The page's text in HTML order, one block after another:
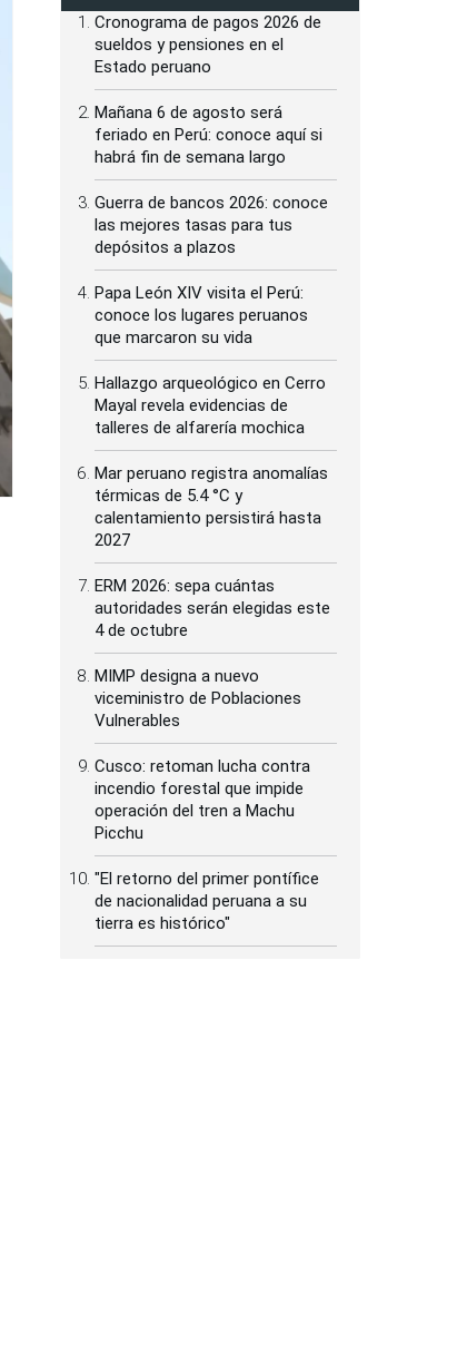
Cronograma de pagos 2026 de
sueldos y pensiones en el
Estado peruano
Mañana 6 de agosto será
feriado en Perú: conoce aquí si
habrá fin de semana largo
Guerra de bancos 2026: conoce
las mejores tasas para tus
depósitos a plazos
Papa León XIV visita el Perú:
conoce los lugares peruanos
que marcaron su vida
Hallazgo arqueológico en Cerro
Mayal revela evidencias de
talleres de alfarería mochica
Mar peruano registra anomalías
térmicas de 5.4 °C y
calentamiento persistirá hasta
2027
ERM 2026: sepa cuántas
autoridades serán elegidas este
4 de octubre
MIMP designa a nuevo
viceministro de Poblaciones
Vulnerables
Cusco: retoman lucha contra
incendio forestal que impide
operación del tren a Machu
Picchu
"El retorno del primer pontífice
de nacionalidad peruana a su
tierra es histórico"